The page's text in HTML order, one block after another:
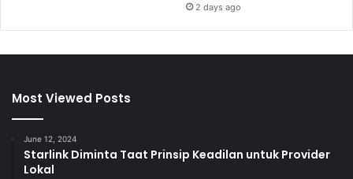
2 days ago
Most Viewed Posts
June 12, 2024
Starlink Diminta Taat Prinsip Keadilan untuk Provider
Lokal